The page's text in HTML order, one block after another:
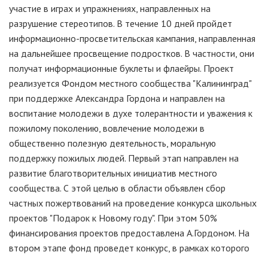
участие в играх и упражнениях, направленных на
разрушение стереотипов. В течение 10 дней пройдет
информационно-просветительская кампания, направленная
на дальнейшее просвещение подростков. В частности, они
получат информационные буклеты и флаейры. Проект
реализуется Фондом местного сообщества "Калининград"
при поддержке Александра Гордона и направлен на
воспитание молодежи в духе толерантности и уважения к
пожилому поколению, вовлечение молодежи в
общественно полезную деятельность, моральную
поддержку пожилых людей. Первый этап направлен на
развитие благотворительных инициатив местного
сообщества. С этой целью в области объявлен сбор
частных пожертвований на проведение конкурса школьных
проектов "Подарок к Новому году". При этом 50%
финансирования проектов предоставлена А.Гордоном. На
втором этапе фонд проведет конкурс, в рамках которого